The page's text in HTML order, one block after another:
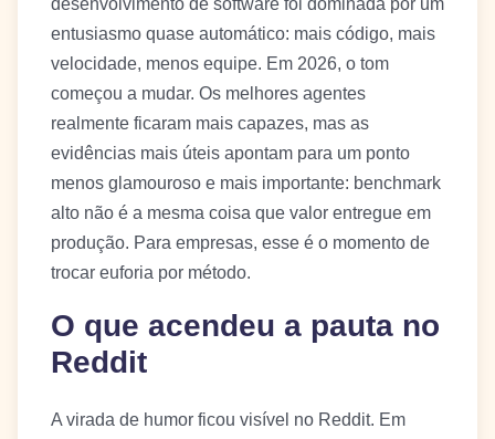
entusiasmo quase automático: mais código, mais
velocidade, menos equipe. Em 2026, o tom
começou a mudar. Os melhores agentes
realmente ficaram mais capazes, mas as
evidências mais úteis apontam para um ponto
menos glamouroso e mais importante: benchmark
alto não é a mesma coisa que valor entregue em
produção. Para empresas, esse é o momento de
trocar euforia por método.
O que acendeu a pauta no
Reddit
A virada de humor ficou visível no Reddit. Em